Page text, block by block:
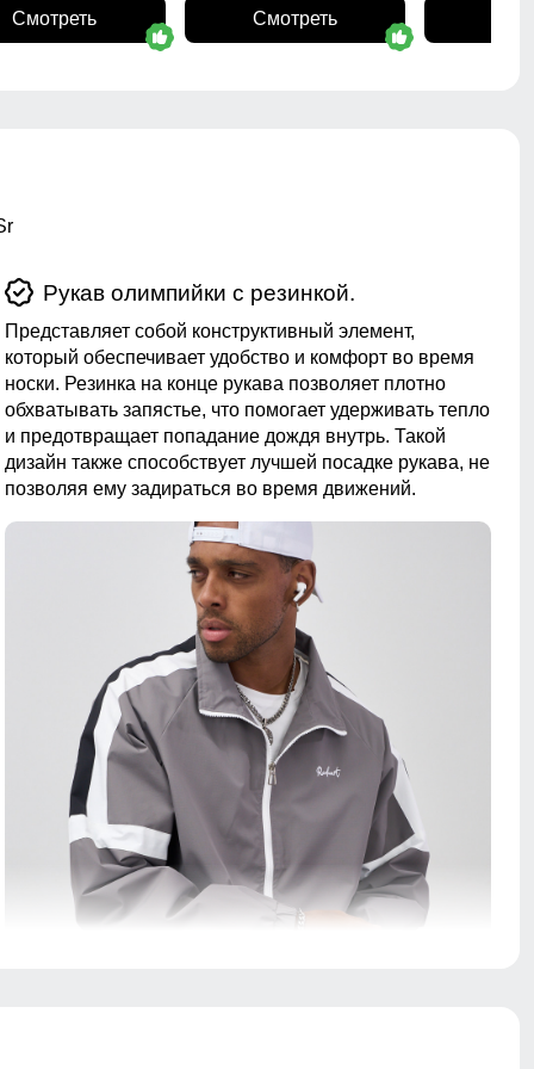
Смотреть Смотреть
Рукав олимпийки с резинкой.
Представляет собой конструктивный элемент,
который обеспечивает удобство и комфорт во время
носки. Резинка на конце рукава позволяет плотно
обхватывать запястье, что помогает удерживать тепло
и предотвращает попадание дождя внутрь. Такой
дизайн также способствует лучшей посадке рукава, не
позволяя ему задираться во время движений.